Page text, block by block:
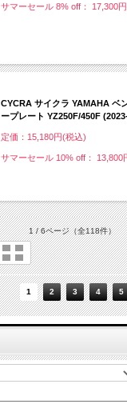
サマーセール 8% off： 17,300
CYCRA サイクラ YAMAHA ベ
ープレート YZ250F/450F
定価：15,180円(税込)
サマーセール 10% off： 13,800
1 / 6ページ（全118件）
1 2 3 4 5